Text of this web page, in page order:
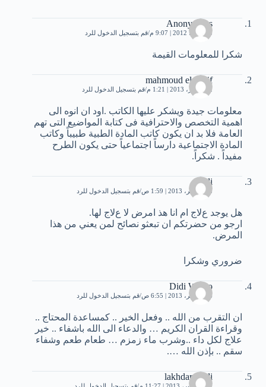
Anonymous
13 يونيو، 2012 | 9:07 م قم بتسجيل الدخول للرد
شكرا للمعلومات القيمة
mahmoud elsharif
12 أكتوبر، 2013 | 1:21 م قم بتسجيل الدخول للرد
معلومات جيدة ويشكر عليها الكاتب .اود ان انوه الى
اهمية التخصص والاحترافية فى كتابة المواضيع التى تهم
العامة فلا بد ان يكون كاتب المادة الطبية طبيباً وكاتب
المادة الاجتماعية دارساً اجتماعياً حتى يكون الطرح
مفيداً . شكراً.
asdi
18 نوفمبر، 2013 | 1:59 ص قم بتسجيل الدخول للرد
هل يوجد عﻻج ام انا هذ امرض ﻻ عﻻج لها.
ارجو من حضرتكم ان تبعثو نصائح لمن يعني من هذا
المرض.
ضروري وشكرا
Didi Wawo
26 نوفمبر، 2013 | 6:55 ص قم بتسجيل الدخول للرد
ان التقرب من الله .. وفعل الخير .. كمساعدة المحتاج ..
وقراءة القران الكريم … والدعاء الى الله باشفاء .. خير
علاج لكل داء ..وشرب ماء زمزم … طعام طعم وشفاء
سقم .. بإذن الله ….
lakhdar zaidi